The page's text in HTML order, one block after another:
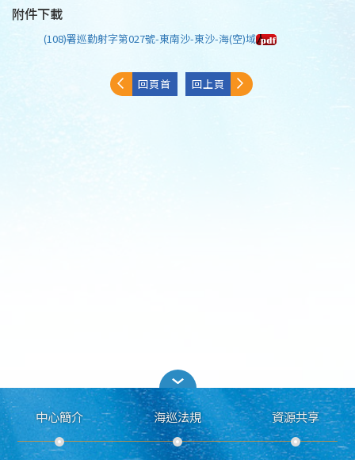
附件下載
(108)署巡勤射字第027號-東南沙-東沙-海(空)域
回頁首 回上頁
中心簡介 海巡法規 資源共享